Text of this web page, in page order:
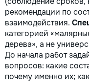
рекомендации по
взаимодействия.
категорией
дерева», а не
До начала работ
вопросов: какие
почему именно их;